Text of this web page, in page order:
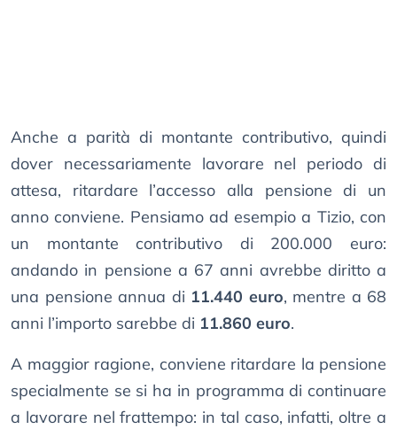
Anche a parità di montante contributivo, quindi
dover necessariamente lavorare nel periodo di
attesa, ritardare l’accesso alla pensione di un
anno conviene. Pensiamo ad esempio a Tizio, con
un montante contributivo di 200.000 euro:
andando in pensione a 67 anni avrebbe diritto a
una pensione annua di 11.440 euro, mentre a 68
anni l’importo sarebbe di 11.860 euro.
A maggior ragione, conviene ritardare la pensione
specialmente se si ha in programma di continuare
a lavorare nel frattempo: in tal caso, infatti, oltre a